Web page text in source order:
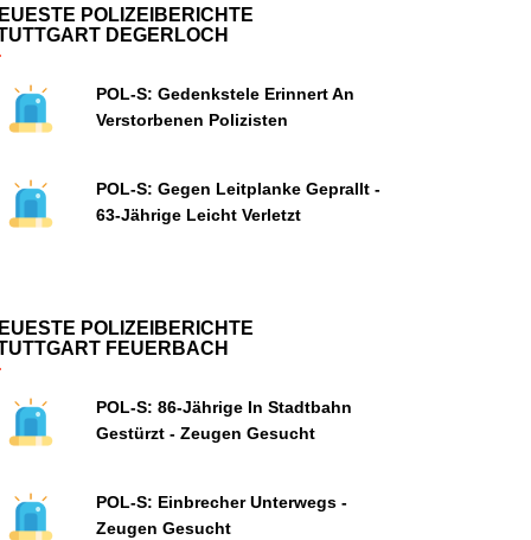
POLIZEIBERICHTE
DEGERLOCH
POL-S: Gedenkstele Erinnert An
Verstorbenen Polizisten
POL-S: Gegen Leitplanke Geprallt -
63-Jährige Leicht Verletzt
POLIZEIBERICHTE
FEUERBACH
POL-S: 86-Jährige In Stadtbahn
Gestürzt - Zeugen Gesucht
POL-S: Einbrecher Unterwegs -
Zeugen Gesucht